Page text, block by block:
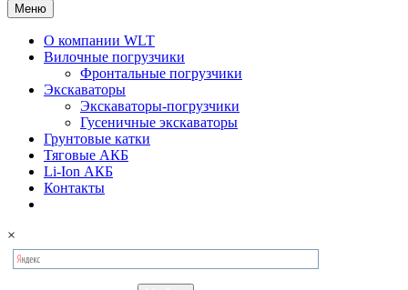
Меню
О компании WLT
Вилочные погрузчики
Фронтальные погрузчики
Экскаваторы
Экскаваторы-погрузчики
Гусеничные экскаваторы
Грунтовые катки
Тяговые АКБ
Li-Ion АКБ
Контакты
×